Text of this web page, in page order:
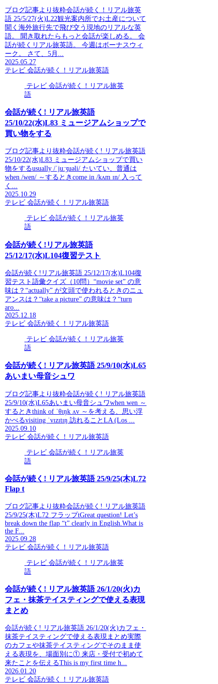
ブログ記事より抜粋会話が続く！リアル旅英
語 25/5/27(火)L22観光案内所でお土産について
聞く海外旅行先で飛び交う現地のリアルな英
語。 聞き取れたらもっと会話が楽しめる。 会
話が続くリアル旅英語。 今週はボーナスウィ
ーク。 さて、5月...
2025.05.27
テレビ 会話が続く！リアル旅英語
テレビ 会話が続く！リアル旅英
語
会話が続く! リアル旅英語
25/10/22(水)L83 ミュージアムショップで
買い物をする
ブログ記事より抜粋会話が続く! リアル旅英語
25/10/22(水)L83 ミュージアムショップで買い
物をするusually /ˈjuːʒuəli/ たいてい、普通は
when /wen/ ～するときcome in /kʌm ɪn/ 入って
く...
2025.10.29
テレビ 会話が続く！リアル旅英語
テレビ 会話が続く！リアル旅英
語
会話が続く!リアル旅英語
25/12/17(水)L104復習テスト
会話が続く!リアル旅英語 25/12/17(水)L104復
習テスト語彙クイズ（10問）“movie set” の意
味は？“actually” が文頭で使われるときのニュ
アンスは？“take a picture” の意味は？“turn
aro...
2025.12.18
テレビ 会話が続く！リアル旅英語
テレビ 会話が続く！リアル旅英
語
会話が続く! リアル旅英語 25/9/10(水)L65
あいまい母音シュワ
ブログ記事より抜粋会話が続く! リアル旅英語
25/9/10(水)L65あいまい母音シュワwhen wen ～
するときthink of ˈθɪŋk ʌv ～を考える、思い浮
かべるvisiting ˈvɪzɪtɪŋ 訪れることLA (Los ...
2025.09.10
テレビ 会話が続く！リアル旅英語
テレビ 会話が続く！リアル旅英
語
会話が続く! リアル旅英語 25/9/25(木)L72
Flap t
ブログ記事より抜粋会話が続く! リアル旅英語
25/9/25(木)L72 フラップtGreat question! Let’s
break down the flap “t” clearly in English.What is
the F...
2025.09.28
テレビ 会話が続く！リアル旅英語
テレビ 会話が続く！リアル旅英
語
会話が続く! リアル旅英語 26/1/20(火)カ
フェ・抹茶テイスティングで使える表現
まとめ
会話が続く! リアル旅英語 26/1/20(火)カフェ・
抹茶テイスティングで使える表現まとめ実際
のカフェや抹茶テイスティングでそのまま使
える表現を、場面別に① 来店・受付で初めて
来たことを伝えるThis is my first time h...
2026.01.20
テレビ 会話が続く！リアル旅英語